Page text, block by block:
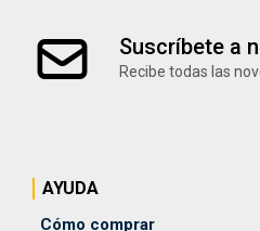
Suscríbete a
Recibe todas las
AYUDA
Cómo comprar